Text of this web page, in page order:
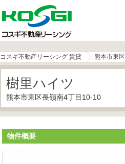
コスギ不動産リーシング 賃貸 熊本市東区
樹里ハイツ
熊本市東区長嶺南4丁目10-10
物件概要